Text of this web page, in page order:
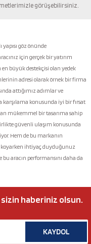
görüşebilirsiniz.
göz önünde
için gerçek bir yatırım
büyük destekçisi olan yedek
adresi olarak örnek bir firma
attığımız adımlar ve
karşılama konusunda iyi bir fırsat
mükemmel bir tasarıma sahip
güvenli ulaşım konusunda
Hem de bu markanın
ihtiyaç duyduğunuz
aracın performansını daha da
sizin haberiniz olsun.
KAYDOL